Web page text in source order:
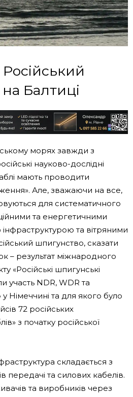
Балтиці
морях завжди з
науково-дослідні
мають проводити
Але, зважаючи на все,
для систематичного
та енергетичними
та вітряними
шпигунство, сказати
– результат міжнародного
«Російські шпигунські
участь NDR, WDR та
Німеччині та для якого було
72 російських
з початку російської
складається з
передачі та силових кабелів.
та виробників через